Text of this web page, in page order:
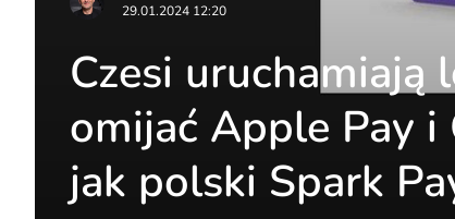
29.01.2024 12:20
Czesi uruchamiają
omijać Apple Pay i
jak polski Spark